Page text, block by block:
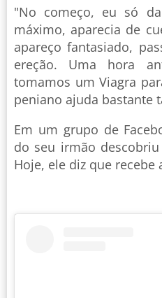
"No começo, eu só
máximo, aparecia de
apareço fantasiado,
ereção. Uma hora
tomamos um Viagra
peniano ajuda bastante
Em um grupo de
do seu irmão
Hoje, ele diz que